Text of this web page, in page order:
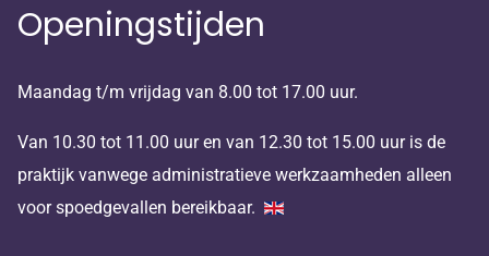
Openingstijden
Maandag t/m vrijdag van 8.00 tot 17.00 uur.
Van 10.30 tot 11.00 uur en van 12.30 tot 15.00 uur is de
praktijk vanwege administratieve werkzaamheden alleen
voor spoedgevallen bereikbaar.